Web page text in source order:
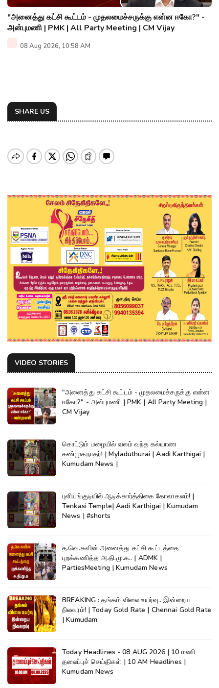
"அனைத்து கட்சி கூட்டம் - முதலமைச்சருக்கு என்ன ஈகோ?" -
அன்புமணி | PMK | All Party Meeting | CM Vijay
08 Aug 2026, 10:58 AM
SHARE US
VIDEO STORIES
"அனைத்து கட்சி கூட்டம் - முதலமைச்சருக்கு என்ன
ஈகோ?" - அன்புமணி | PMK | All Party Meeting |
CM Vijay
கொட்டும் மழையில் வலம் வந்த கல்யாண
சண்முகநாதர்! | Myladuthurai | Aadi Karthigai |
Kumudam News |
புளியங்குடியில் ஆடிக்கார்த்திகை கோலாகலம்! |
Tenkasi Temple| Aadi Karthigai | Kumudam
News | #shorts
த.வெ.கவின் அனைத்து கட்சி கூட்டத்தை
புறக்கணித்த அ.தி.மு.க.. | ADMK |
PartiesMeeting | Kumudam News
BREAKING : தங்கம் விலை உயர்வு.. இன்றைய
நிலவரம்! | Today Gold Rate | Chennai Gold Rate
| Kumudam
Today Headlines - 08 AUG 2026 | 10 மணி
தலைப்புச் செய்திகள் | 10 AM Headlines |
Kumudam News